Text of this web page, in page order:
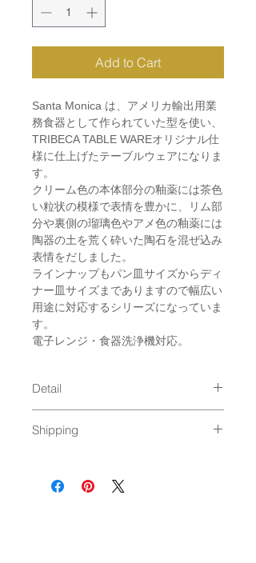
Add to Cart
Santa Monica は、アメリカ輸出用業
務食器として作られていた型を使い、
TRIBECA TABLE WAREオリジナル仕
様に仕上げたテーブルウェアになりま
す。
クリーム色の本体部分の釉薬には茶色
い粒状の模様で表情を豊かに、リム部
分や裏側の瑠璃色やアメ色の釉薬には
陶器の土を荒く砕いた陶石を混ぜ込み
表情をだしました。
ラインナップもパン皿サイズからディ
ナー皿サイズまでありますので幅広い
用途に対応するシリーズになっていま
す。
電子レンジ・食器洗浄機対応。
Detail
19cm ] φ19 x 2.2cm / [ 23cm ]
Made in Japan
Shipping